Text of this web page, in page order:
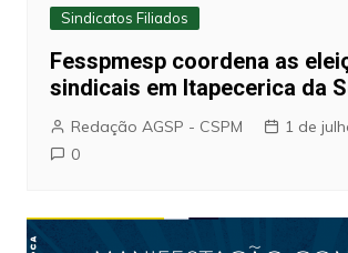
Sindicatos Filiados
Fesspmesp coordena as
sindicais em Itapecerica da
Redação AGSP - CSPM
1 de
0